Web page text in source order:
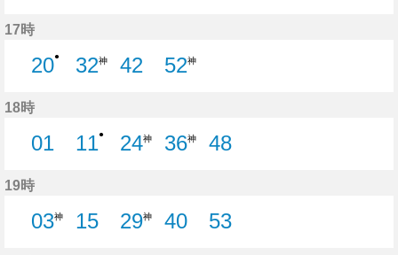
17時
20● 32神
42
52神
18時
01
11● 24神 36神
48
19時
03神
15
29神
40
53